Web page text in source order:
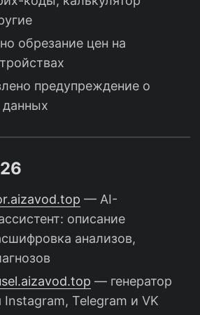
обрезание цен на
предупреждение о
— AI-
описание
анализов,
— генератор
Instagram, Telegram и VK